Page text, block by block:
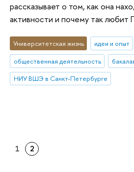
рассказывает о том, как она
активности и почему так любит
Университетская жизнь идеи и опыт
общественная деятельность
НИУ ВШЭ в Санкт-Петербурге
1 2